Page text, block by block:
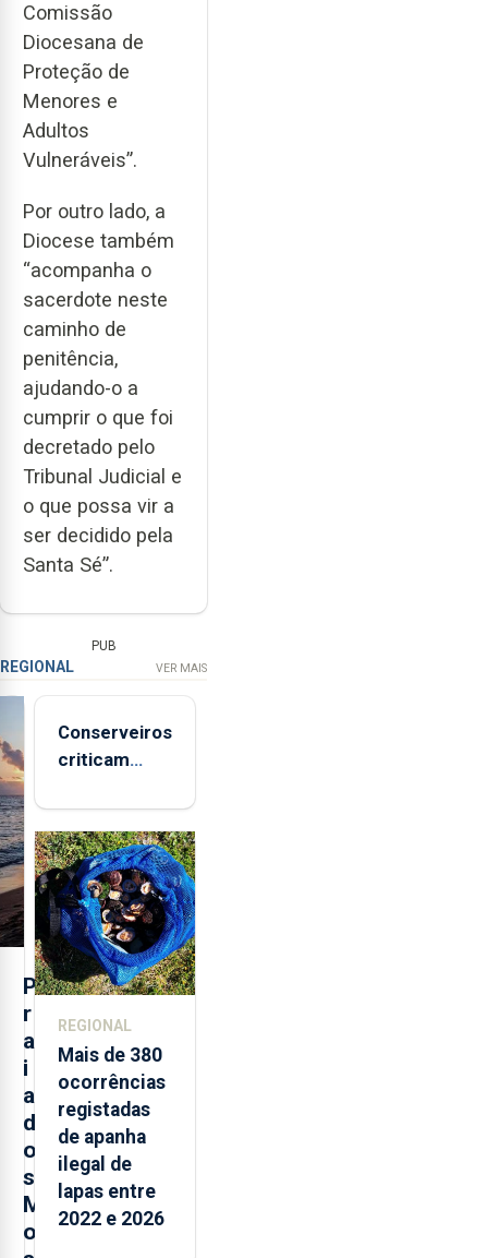
Comissão
Diocesana de
Proteção de
Menores e
Adultos
Vulneráveis”.
Por outro lado, a
Diocese também
“acompanha o
sacerdote neste
caminho de
penitência,
ajudando-o a
cumprir o que foi
decretado pelo
Tribunal Judicial e
o que possa vir a
ser decidido pela
Santa Sé”.
PUB
REGIONAL VER MAIS
P
r
a
i
a
d
o
s
M
o
Conserveiros
criticam
brancas com
selo Marca
Açores
REGIONAL
Mais de 380
ocorrências
registadas
de apanha
ilegal de
lapas entre
2022 e 2026